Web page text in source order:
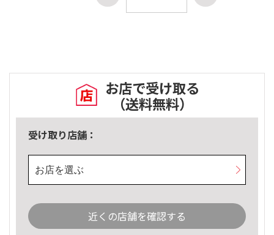
お店で受け取る
（送料無料）
受け取り店舗：
お店を選ぶ
近くの店舗を確認する